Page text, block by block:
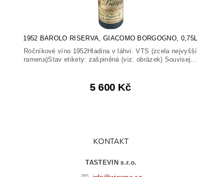
1952 BAROLO RISERVA, GIACOMO BORGOGNO, 0,75L
Ročníkové víno 1952Hladina v láhvi: VTS (zcela nejvyšší
ramena)Stav etikety: zašpiněná (viz. obrázek) Souvisej...
5 600 Kč
KONTAKT
TASTEVIN s.r.o.